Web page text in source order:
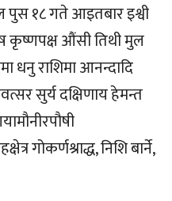
पुस १८ गते आइतबार इश्वी
कृष्णपक्ष औंसी तिथी मुल
धनु राशिमा आनन्दादि
सुर्य दक्षिणाय हेमन्त
गोकर्णश्राद्ध, निशि बार्ने,